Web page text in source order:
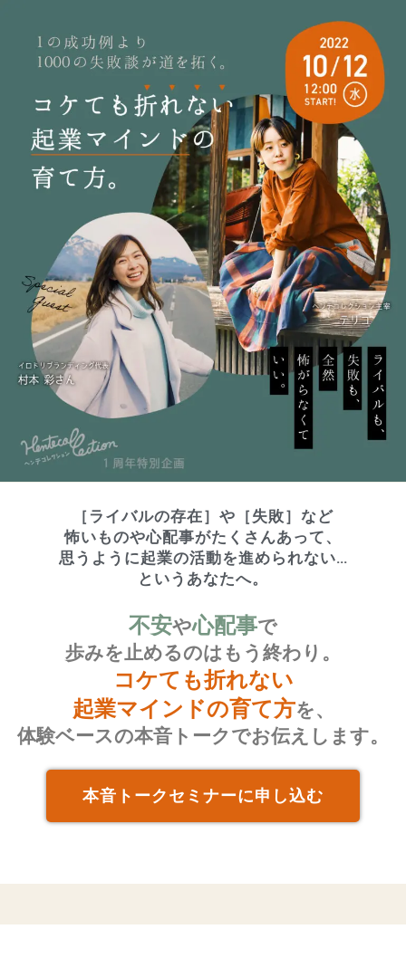
［ライバルの存在］や［失敗］など
怖いものや心配事がたくさんあって、
思うように起業の活動を進められない…
というあなたへ。
不安や心配事で
歩みを止めるのはもう終わり。
コケても折れない
起業マインドの育て方を、
体験ベースの本音トークでお伝えします。
本音トークセミナーに申し込む